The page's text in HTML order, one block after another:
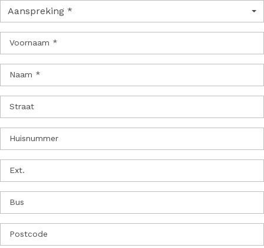
Aanspreking *
Voornaam *
Naam *
Straat
Huisnummer
Ext.
Bus
Postcode